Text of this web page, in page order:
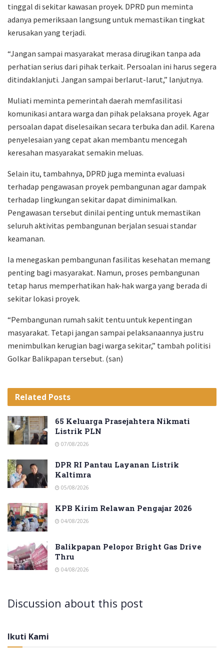
tinggal di sekitar kawasan proyek. DPRD pun meminta
adanya pemeriksaan langsung untuk memastikan tingkat
kerusakan yang terjadi.
“Jangan sampai masyarakat merasa dirugikan tanpa ada
perhatian serius dari pihak terkait. Persoalan ini harus segera
ditindaklanjuti. Jangan sampai berlarut-larut,” lanjutnya.
Muliati meminta pemerintah daerah memfasilitasi
komunikasi antara warga dan pihak pelaksana proyek. Agar
persoalan dapat diselesaikan secara terbuka dan adil. Karena
penyelesaian yang cepat akan membantu mencegah
keresahan masyarakat semakin meluas.
Selain itu, tambahnya, DPRD juga meminta evaluasi
terhadap pengawasan proyek pembangunan agar dampak
terhadap lingkungan sekitar dapat diminimalkan.
Pengawasan tersebut dinilai penting untuk memastikan
seluruh aktivitas pembangunan berjalan sesuai standar
keamanan.
Ia menegaskan pembangunan fasilitas kesehatan memang
penting bagi masyarakat. Namun, proses pembangunan
tetap harus memperhatikan hak-hak warga yang berada di
sekitar lokasi proyek.
“Pembangunan rumah sakit tentu untuk kepentingan
masyarakat. Tetapi jangan sampai pelaksanaannya justru
menimbulkan kerugian bagi warga sekitar,” tambah politisi
Golkar Balikpapan tersebut. (san)
Related Posts
65 Keluarga Prasejahtera Nikmati
Listrik PLN
07/08/2026
DPR RI Pantau Layanan Listrik
Kaltimra
05/08/2026
KPB Kirim Relawan Pengajar 2026
04/08/2026
Balikpapan Pelopor Bright Gas Drive
Thru
04/08/2026
Discussion about this post
Ikuti Kami